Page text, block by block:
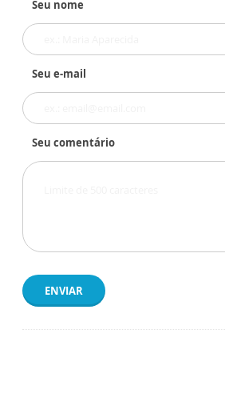
Seu nome
Seu e-mail
Seu comentário
ENVIAR